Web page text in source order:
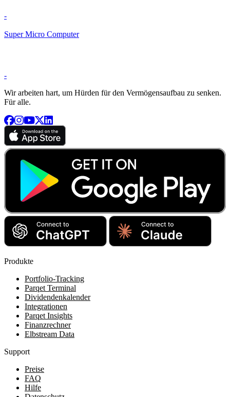
-
Super Micro Computer
-
Wir arbeiten hart, um Hürden für den Vermögensaufbau zu senken.
Für alle.
Produkte
Portfolio-Tracking
Parqet Terminal
Dividendenkalender
Integrationen
Parqet Insights
Finanzrechner
Elbstream Data
Support
Preise
FAQ
Hilfe